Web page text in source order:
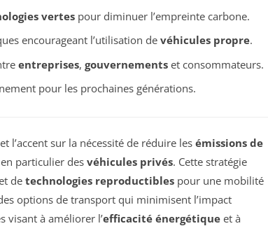
vertespour diminuer l’empreinte carbone.
encourageant l’utilisation devéhicules propre.
entreprises, gouvernementset consommateurs.
pour les prochaines générations.
l’accent sur la nécessité de réduire les émissions de
particulier desvéhicules privés. Cette stratégie
de technologies reproductibles pour une mobilité
options de transport qui minimisent l’impact
visant à améliorer l’efficacité énergétique et à